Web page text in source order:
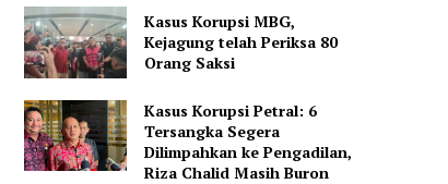
Kasus Korupsi MBG,
Kejagung telah Periksa 80
Orang Saksi
Kasus Korupsi Petral: 6
Tersangka Segera
Dilimpahkan ke Pengadilan,
Riza Chalid Masih Buron